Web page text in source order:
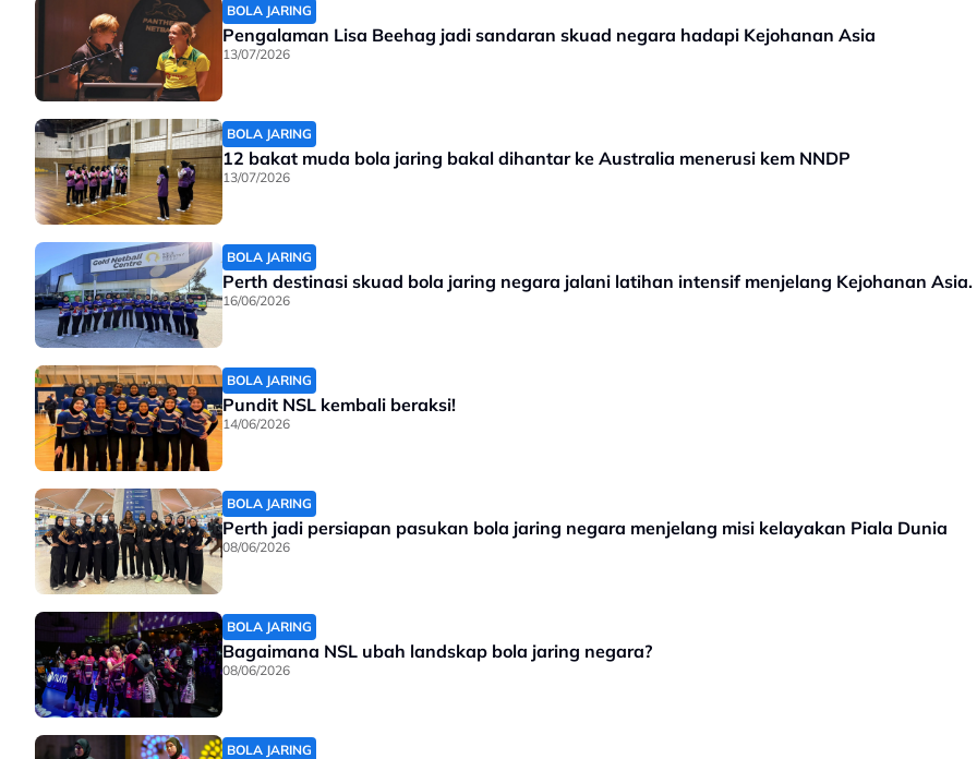
BOLA JARING
Pengalaman Lisa Beehag jadi sandaran skuad negara hadapi Kejohanan Asia
13/07/2026
BOLA JARING
12 bakat muda bola jaring bakal dihantar ke Australia menerusi kem NNDP
13/07/2026
BOLA JARING
Perth destinasi skuad bola jaring negara jalani latihan intensif menjelang Kejohanan Asia.
16/06/2026
BOLA JARING
Pundit NSL kembali beraksi!
14/06/2026
BOLA JARING
Perth jadi persiapan pasukan bola jaring negara menjelang misi kelayakan Piala Dunia
08/06/2026
BOLA JARING
Bagaimana NSL ubah landskap bola jaring negara?
08/06/2026
BOLA JARING